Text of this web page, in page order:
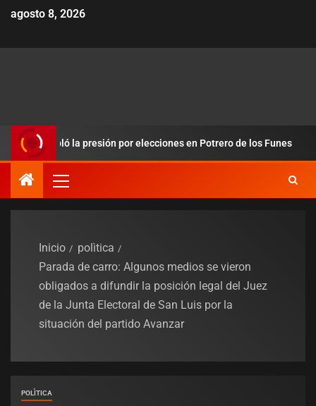
agosto 8, 2026
la presión por elecciones en Potrero de los Funes
Inicio
polìtica
Parada de carro: Algunos medios se vieron
obligados a difundir la posición legal del Juez
de la Junta Electoral de San Luis por la
situación del partido Avanzar
POLÌTICA